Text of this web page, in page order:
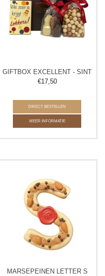
GIFTBOX EXCELLENT - SINT
€17,50
DIRECT BESTELLEN
MEER INFORMATIE
MARSEPEINEN LETTER S